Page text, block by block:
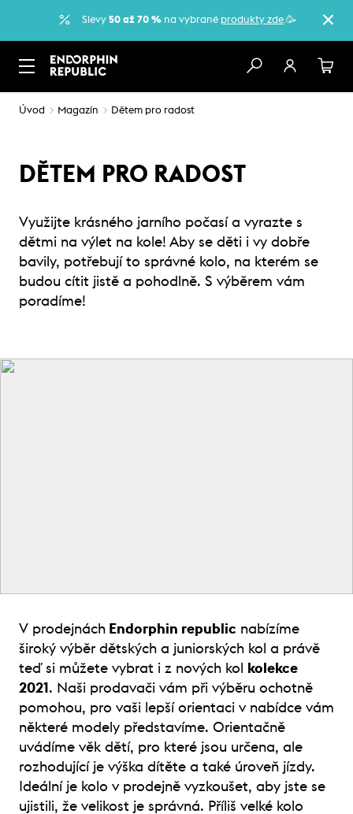
Slevy 50 až 70 % na vybrané produkty zde.🥳
Úvod Magazín Dětem pro radost
DĚTEM PRO RADOST
Využijte krásného jarního počasí a vyrazte s
dětmi na výlet na kole! Aby se děti i vy dobře
bavily, potřebují to správné kolo, na kterém se
budou cítit jistě a pohodlně. S výběrem vám
poradíme!
V prodejnách Endorphin republic nabízíme
široký výběr dětských a juniorských kol a právě
teď si můžete vybrat i z nových kol
kolekce
2021 . Naši prodavači vám při výběru ochotně
pomohou, pro vaši lepší orientaci v nabídce vám
některé modely představíme. Orientačně
uvádíme věk dětí, pro které jsou určena, ale
rozhodující je výška dítěte a také úroveň jízdy.
Ideální je kolo v prodejně vyzkoušet, aby jste se
ujistili, že velikost je správná. Příliš velké kolo